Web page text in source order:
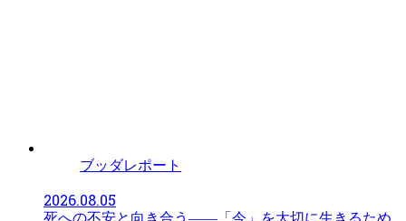
ブッダレポート
2026.08.05